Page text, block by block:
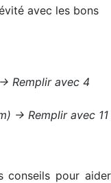
avec les bons
Remplir avec 4
-> Remplir avec 11
conseils pour aider